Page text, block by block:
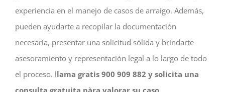
experiencia en el manejo de casos de arraigo. Además,
pueden ayudarte a recopilar la documentación
necesaria, presentar una solicitud sólida y brindarte
asesoramiento y representación legal a lo largo de todo
el proceso. llama gratis 900 909 882 y solicita una
consulta gratuita pàra valorar su caso